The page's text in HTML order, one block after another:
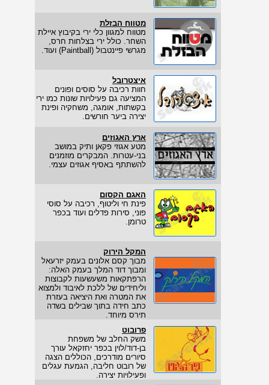
מטווח הבזלת
מטווח למגוון כלי ירי בקיבוץ איילת
השחר. כולל ירי בצלחות חרס,
מגרשי פיינטבול (Paintball) ועוד.
איצטרובל
חוות רכיבה על סוסים ופונים
המציעה גם פעילויות שונות כמו ירי
בקשתות, אומגה, משחקיה ופינת
יצירה ביער חורשים.
ארץ האגוזים
מטע אגוזי פקאן ותיק במושב
בני-עטרות. המבקרים מוזמנים
להשתתף באסיף אגוזים עצמי.
האגם הקסום
פינת חי וליטוף, רכיבה על סוסי
פוני, סירות פדלים ועוד בכפר
טרומן.
המקל הירוק
מבוך קסם אלונים בעמק יזרעאל
ומבוך דוד המלך בעמק האלה:
הרפתקאות משעשעות לקבוצות
וליחידים של ללכת לאיבוד ולמצוא
את המטרה ואת היציאה בעזרת
כתב חידה בתוך שבילים בשדה
תירס מיוחד.
פרובוט
משק החלב של משפחת
בן-דוד/לוין בכפר יחזקאל עורך
סיורים מודרכים, הכוללים הצגה
של רובוט חליבה, הגמעת עגלים
ופעילויות יצירה.